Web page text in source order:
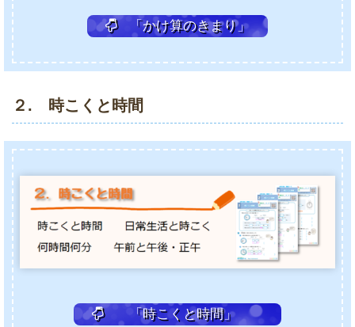
「かけ算のきまり」
２. 時こくと時間
「時こくと時間」